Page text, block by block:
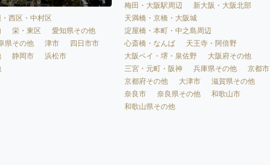
西区・中村区
栄・東区
愛知県その他
県その他 津市
四日市市
静岡市
浜松市
梅田・大阪駅周辺
新大阪・大阪北部
天満橋・京橋・大阪城
淀屋橋・本町・中之島周辺
心斎橋・なんば
天王寺・阿倍野
大阪ベイ・堺・泉佐野
大阪府その他
三宮・元町・阪神
兵庫県その他
京都市
京都府その他
大津市
滋賀県その他
奈良市
奈良県その他
和歌山市
和歌山県その他